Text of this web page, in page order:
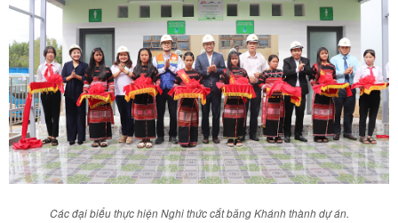
Các đại biểu thực hiện Nghi thức cắt băng Khánh thành dự án.